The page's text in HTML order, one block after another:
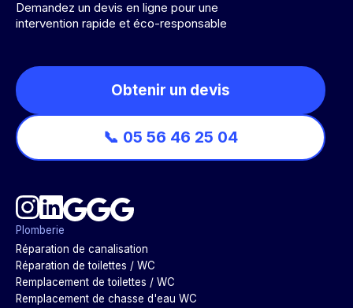
Demandez un devis en ligne pour une
intervention rapide et éco-responsable
Obtenir un devis
📞 05 56 46 25 04
Plomberie
Réparation de canalisation
Réparation de toilettes / WC
Remplacement de toilettes / WC
Remplacement de chasse d'eau WC